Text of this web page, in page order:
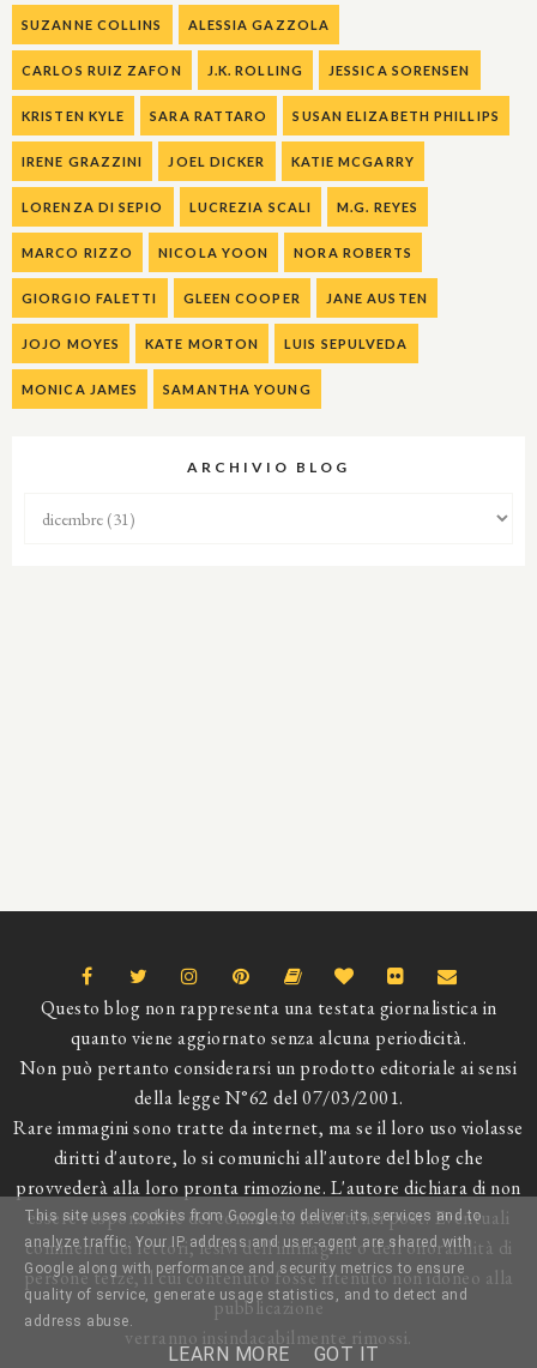
SUZANNE COLLINS ALESSIA GAZZOLA
CARLOS RUIZ ZAFON J.K. ROLLING JESSICA SORENSEN
KRISTEN KYLE SARA RATTARO SUSAN ELIZABETH PHILLIPS
IRENE GRAZZINI JOEL DICKER KATIE MCGARRY
LORENZA DI SEPIO LUCREZIA SCALI M.G. REYES
MARCO RIZZO NICOLA YOON NORA ROBERTS
GIORGIO FALETTI GLEEN COOPER JANE AUSTEN
JOJO MOYES KATE MORTON LUIS SEPULVEDA
MONICA JAMES SAMANTHA YOUNG
ARCHIVIO BLOG
Questo blog non rappresenta una testata giornalistica in
quanto viene aggiornato senza alcuna periodicità.
Non può pertanto considerarsi un prodotto editoriale ai sensi
della legge N°62 del 07/03/2001.
Rare immagini sono tratte da internet, ma se il loro uso violasse
diritti d'autore, lo si comunichi all'autore del blog che
provvederà alla loro pronta rimozione. L'autore dichiara di non
essere responsabile dei commenti lasciati nei post. Eventuali
commenti dei lettori, lesivi dell'immagine o dell'onorabilità di
persone terze, il cui contenuto fosse ritenuto non idoneo alla
pubblicazione
verranno insindacabilmente rimossi.
This site uses cookies from Google to deliver its services and to
analyze traffic. Your IP address and user-agent are shared with
Google along with performance and security metrics to ensure
quality of service, generate usage statistics, and to detect and
address abuse.
LEARN MORE GOT IT